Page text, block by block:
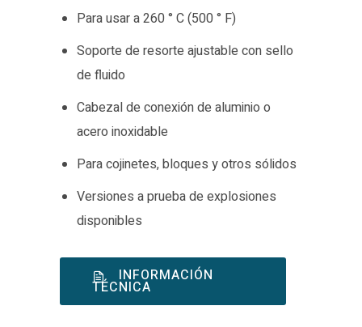
Para usar a 260 ° C (500 ° F)
Soporte de resorte ajustable con sello
de fluido
Cabezal de conexión de aluminio o
acero inoxidable
Para cojinetes, bloques y otros sólidos
Versiones a prueba de explosiones
disponibles
INFORMACIÓN
TÉCNICA